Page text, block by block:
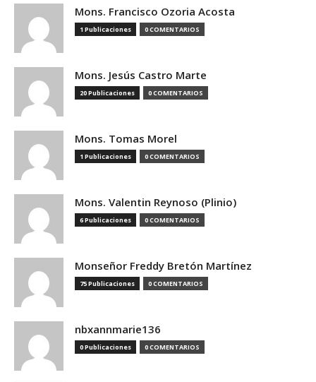
Mons. Francisco Ozoria Acosta
1 Publicaciones 0 COMENTARIOS
Mons. Jesús Castro Marte
20 Publicaciones 0 COMENTARIOS
Mons. Tomas Morel
1 Publicaciones 0 COMENTARIOS
Mons. Valentin Reynoso (Plinio)
6 Publicaciones 0 COMENTARIOS
Monseñor Freddy Bretón Martínez
75 Publicaciones 0 COMENTARIOS
nbxannmarie136
0 Publicaciones 0 COMENTARIOS